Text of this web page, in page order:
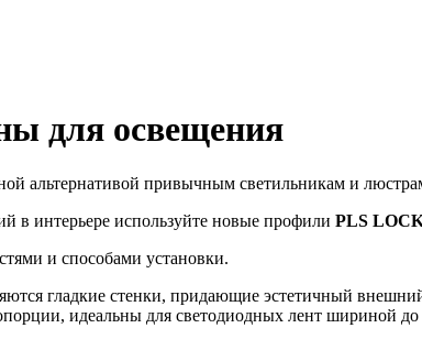
для освещения
альтернативой привычным светильникам и
в интерьере используйте новые профили PLS
и способами установки.
гладкие стенки, придающие эстетичный
идеальны для светодиодных лент шириной